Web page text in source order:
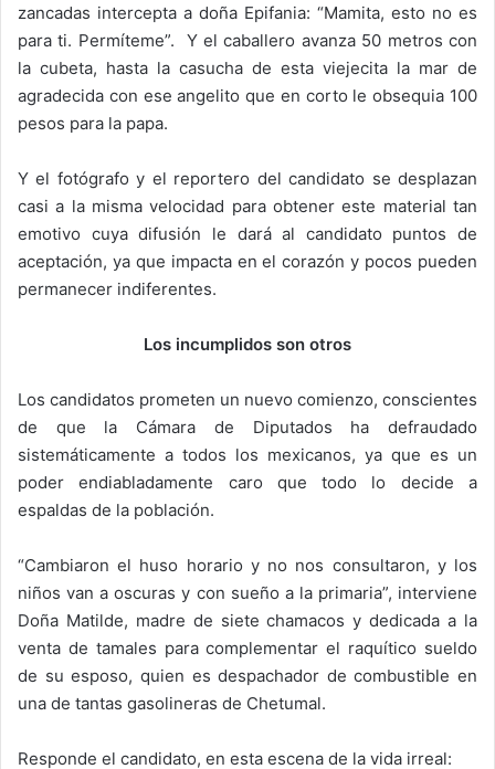
zancadas intercepta a doña Epifania: “Mamita, esto no es
para ti. Permíteme”. Y el caballero avanza 50 metros con
la cubeta, hasta la casucha de esta viejecita la mar de
agradecida con ese angelito que en corto le obsequia 100
pesos para la papa.
Y el fotógrafo y el reportero del candidato se desplazan
casi a la misma velocidad para obtener este material tan
emotivo cuya difusión le dará al candidato puntos de
aceptación, ya que impacta en el corazón y pocos pueden
permanecer indiferentes.
Los incumplidos son otros
Los candidatos prometen un nuevo comienzo, conscientes
de que la Cámara de Diputados ha defraudado
sistemáticamente a todos los mexicanos, ya que es un
poder endiabladamente caro que todo lo decide a
espaldas de la población.
“Cambiaron el huso horario y no nos consultaron, y los
niños van a oscuras y con sueño a la primaria”, interviene
Doña Matilde, madre de siete chamacos y dedicada a la
venta de tamales para complementar el raquítico sueldo
de su esposo, quien es despachador de combustible en
una de tantas gasolineras de Chetumal.
Responde el candidato, en esta escena de la vida irreal: